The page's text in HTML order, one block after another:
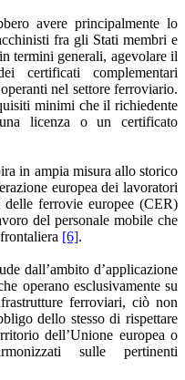
avere principalmente lo
fra gli Stati membri e
termini generali, agevolare il
certificati complementari
nel settore ferroviario.
minimi che il richiedente
licenza o un certificato
in ampia misura allo storico
europea dei lavoratori
ferrovie europee (CER)
del personale mobile che
[6].
dall’ambito d’applicazione
operano esclusivamente su
ferroviari, ciò non
dello stesso di rispettare
dell’Unione europea o
sulle pertinenti